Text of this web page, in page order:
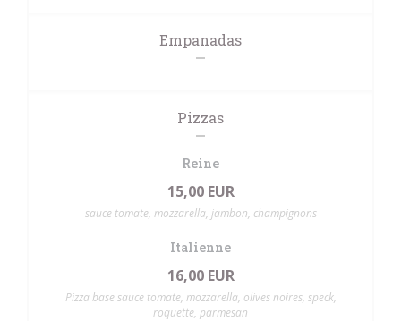
Empanadas
Pizzas
Reine
15,00 EUR
sauce tomate, mozzarella, jambon, champignons
Italienne
16,00 EUR
Pizza base sauce tomate, mozzarella, olives noires, speck,
roquette, parmesan